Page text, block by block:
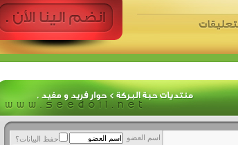
اسم العضو
حفظ البيانات؟